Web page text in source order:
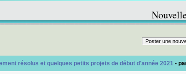
Poster une
résolus et quelques petits projets de début d'année 2021 -